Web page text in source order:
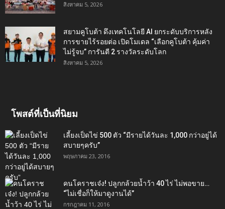
สิงหาคม 5, 2026
สยามคูโบต้า ดึงเทคโนโลยี AI ยกระดับบริการหลัง
การขายไร้รอยต่อ เปิดโมเดล “เลือกคูโบต้า คุ้มค่า
ไม่รู้จบ” การันตี 2 รางวัลระดับโลก
สิงหาคม 5, 2026
โพสต์ที่เป็นที่นิยม
เลี้ยงเป็ดไข่ 500 ตัว “มีรายได้วันละ 1,000 กว่าอยู่ได้
สบายๆครับ”
พฤษภาคม 23, 2016
คนโคราชเจ๋ง! ปลูกกล้วยน้ำว้า 40 ไร่ ไม่พอขาย…
“ไม่เชื่อก็ให้มาดูงานได้”‬
กรกฎาคม 11, 2016